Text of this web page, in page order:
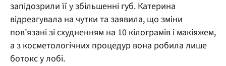
запідозрили її у збільшенні губ. Катерина
відреагувала на чутки та заявила, що зміни
пов’язані зі схудненням на 10 кілограмів і макіяжем,
а з косметологічних процедур вона робила лише
ботокс у лобі.